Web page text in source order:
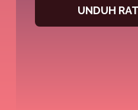
UNDUH